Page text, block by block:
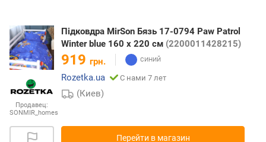
Продавец:
SONMIR_homes
Підковдра MirSon Бязь 17-0794 Paw Patrol
Winter blue 160 x 220 см (2200011428215)
919 грн.
Rozetka.ua
С нами 7 лет
(Киев)
Перейти в магазин